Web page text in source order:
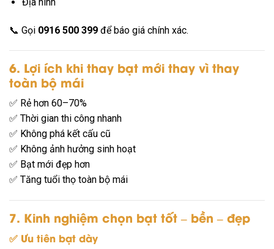
📞 Gọi 0916 500 399 để báo giá chính xác.
6. Lợi ích khi thay bạt mới thay vì thay
toàn bộ mái
✅ Rẻ hơn 60–70%
✅ Thời gian thi công nhanh
✅ Không phá kết cấu cũ
✅ Không ảnh hưởng sinh hoạt
✅ Bạt mới đẹp hơn
✅ Tăng tuổi thọ toàn bộ mái
7. Kinh nghiệm chọn bạt tốt – bền – đẹp
✅ Ưu tiên bạt dày